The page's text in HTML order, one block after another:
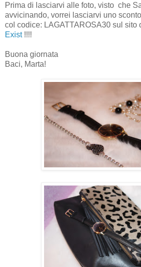
Prima di lasciarvi alle foto, visto che
avvicinando, vorrei lasciarvi uno
col codice: LAGATTAROSA30 sul sito
Exist!!!!
Buona giornata
Baci, Marta!